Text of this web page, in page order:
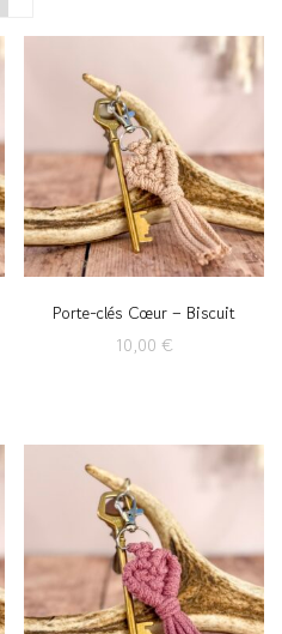
Porte-clés Cœur – Biscuit
10,00 €